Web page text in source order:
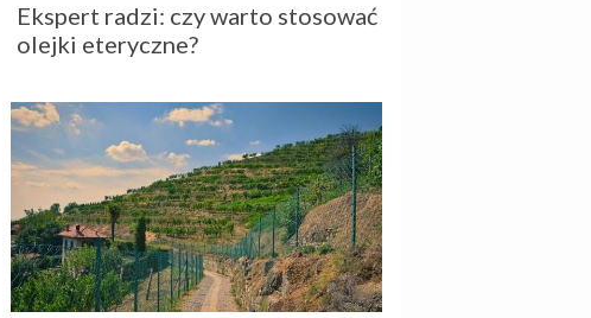
Ekspert radzi: czy warto stosować
olejki eteryczne?